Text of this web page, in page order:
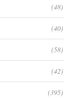
(48)
(40)
(58)
(42)
(395)